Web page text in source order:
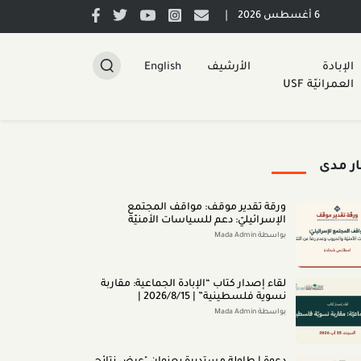
6 أغسطس 2026
الإبادة
العمرانيّة USF
الأرشيف English
مدى
ورقة تقدير موقف: مواقف المجتمع
الإسرائيليّ: دعم للسياسات الأمنيّة
والحروب وعدم رضا عن النتائج (تمّوز 2026)
بواسطة Mada Admin
لقاء إصدار كتاب “اﻹﺑﺎدةّ اﻟﺠﻤﺎﻋﻴﺔ: ﻣﻘﺎرﺑﺔ
ﻧﺴﻮﻳﺔ ﻓﻠﺴﻄﻴﻨﻴﺔ” | 2026/8/15 |
بواسطة Mada Admin